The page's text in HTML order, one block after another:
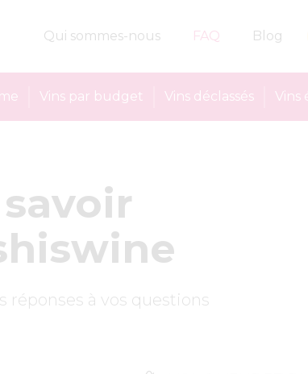
Qui sommes-nous FAQ Blog
Vins par budget Vins déclassés Vins
réponses à vos questions